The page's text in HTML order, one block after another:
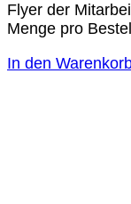
Flyer der
Menge pro
In den